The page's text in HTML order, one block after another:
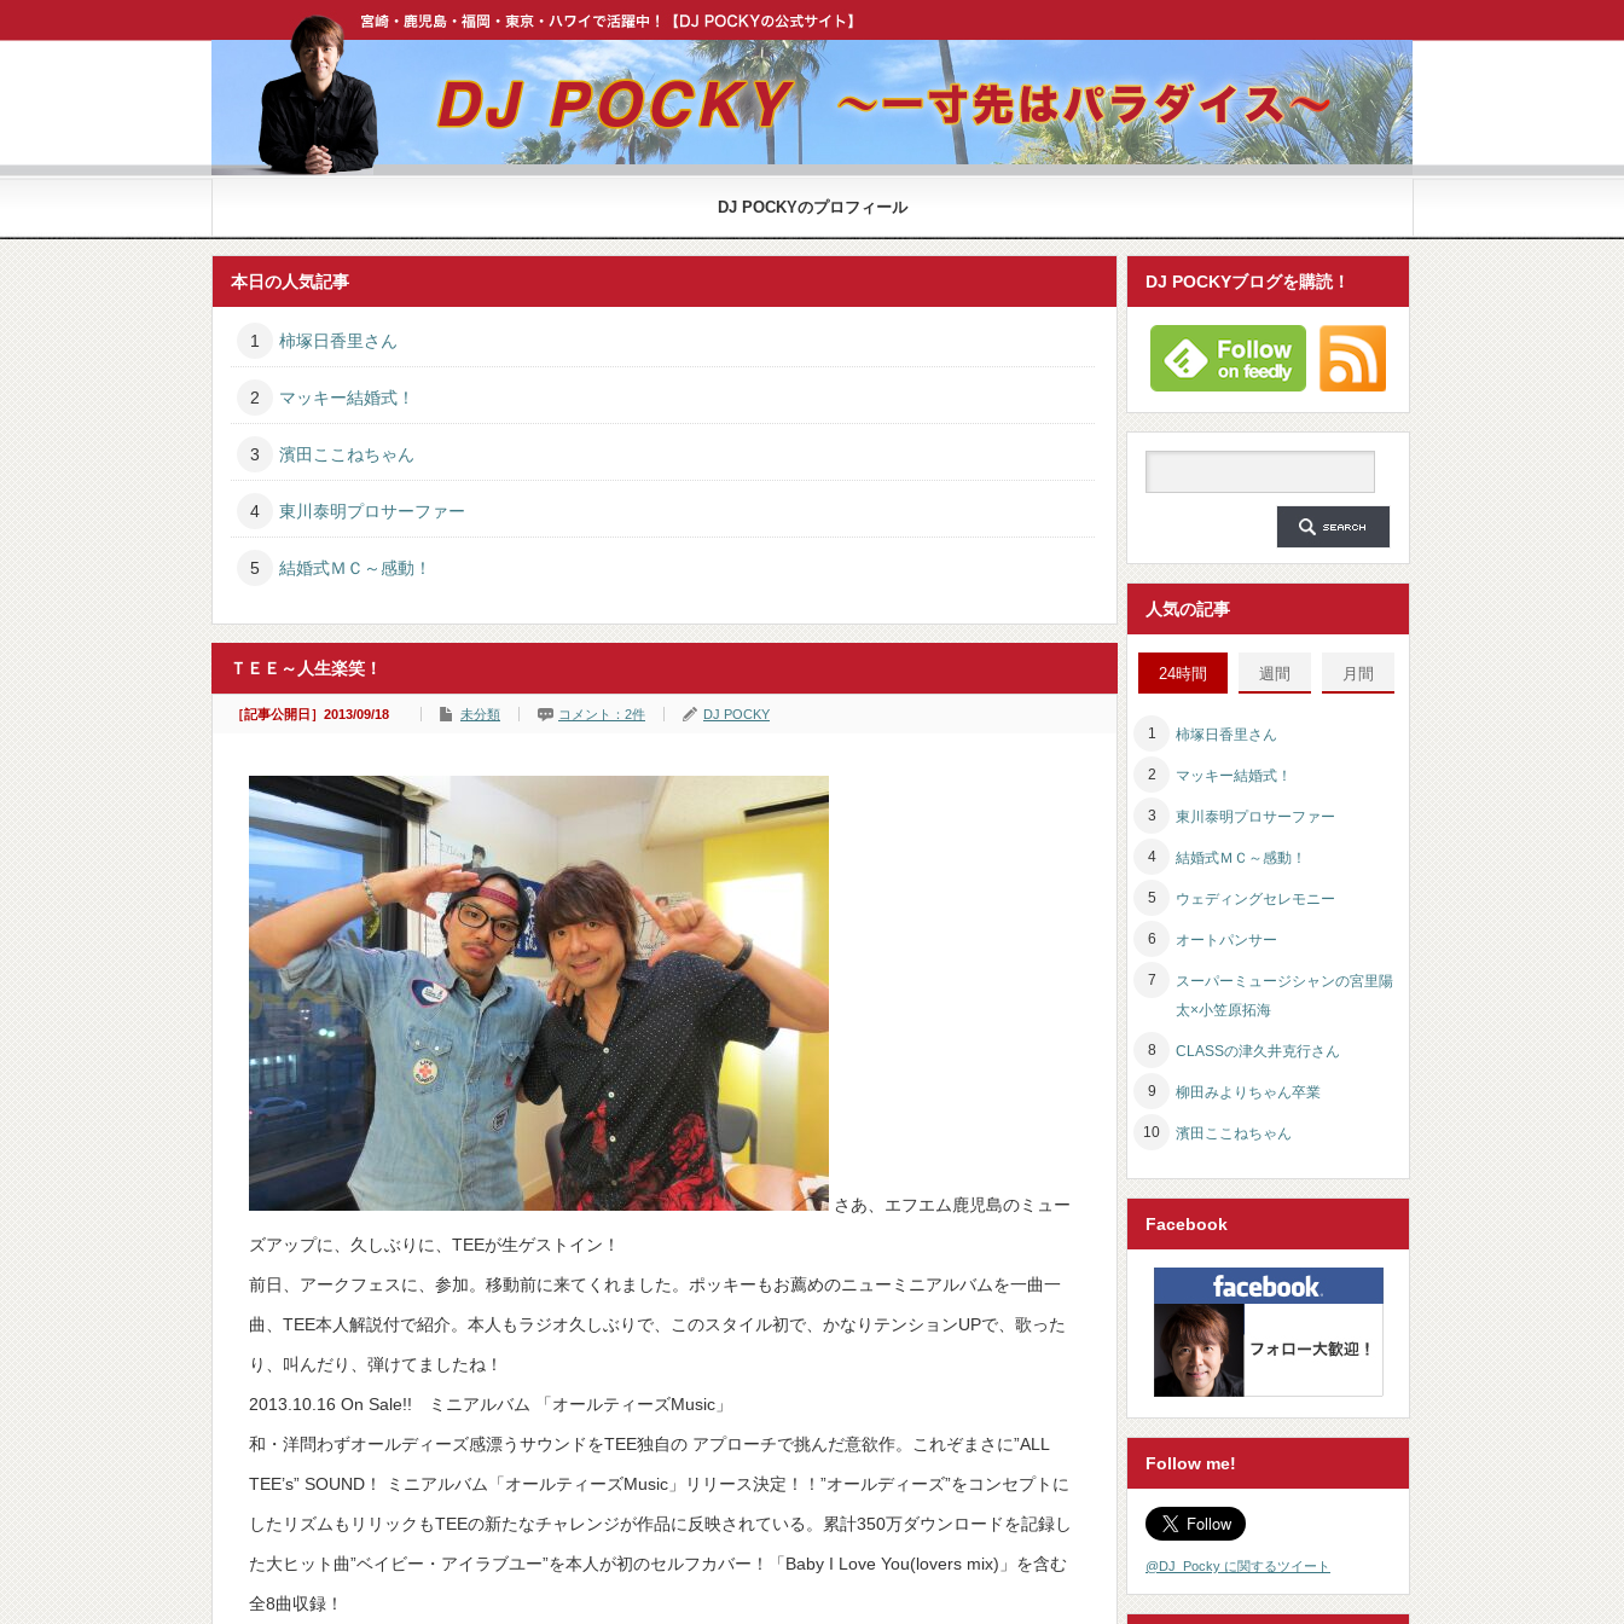
宮崎・鹿児島・福岡・東京・ハワイで活躍中【DJ POCKY 公式 ウェブサイト】
DJ POCKYのプロフィール
本日の人気記事
柿塚日香里さん
マッキー結婚式！
濱田ここねちゃん
東川泰明プロサーファー
結婚式ＭＣ～感動！
ＴＥＥ～人生楽笑！
［記事公開日］2013/09/18 未分類 コメント：2件 DJ POCKY
さあ、エフエム鹿児島のミュー
ズアップに、久しぶりに、TEEが生ゲストイン！
前日、アークフェスに、参加。移動前に来てくれました。ポッキーもお薦めのニューミニアルバムを一曲一
曲、TEE本人解説付で紹介。本人もラジオ久しぶりで、このスタイル初で、かなりテンションUPで、歌った
り、叫んだり、弾けてましたね！
2013.10.16 On Sale!! ミニアルバム 「オールティーズMusic」
和・洋問わずオールディーズ感漂うサウンドをTEE独自の アプローチで挑んだ意欲作。これぞまさに”ALL
TEE’s” SOUND！ ミニアルバム「オールティーズMusic」リリース決定！！”オールディーズ”をコンセプトに
したリズムもリリックもTEEの新たなチャレンジが作品に反映されている。累計350万ダウンロードを記録し
た大ヒット曲”ベイビー・アイラブユー”を本人が初のセルフカバー！「Baby I Love You(lovers mix)」を含む
全8曲収録！
DJ POCKYブログを購読！
人気の記事
24時間 週間 月間
柿塚日香里さん
マッキー結婚式！
東川泰明プロサーファー
結婚式ＭＣ～感動！
ウェディングセレモニー
オートパンサー
スーパーミュージシャンの宮里陽
太×小笠原拓海
CLASSの津久井克行さん
柳田みよりちゃん卒業
濱田ここねちゃん
Facebook
Follow me!
@DJ_Pocky に関するツイート